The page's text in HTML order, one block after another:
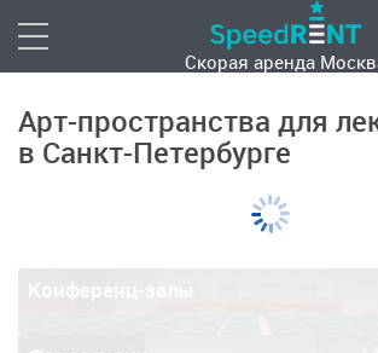
Скорая аренда
Арт-пространства для
в Санкт-Петербурге
Конференц-залы